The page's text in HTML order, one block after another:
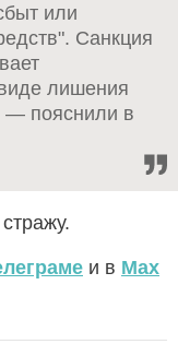
или
Санкция
лишения
— пояснили в
и в Max